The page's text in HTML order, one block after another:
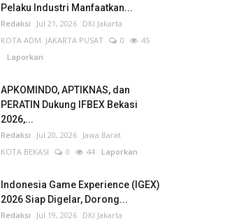
Pelaku Industri Manfaatkan...
Redaksi Jul 21, 2026 DKI Jakarta
KOTA ADM. JAKARTA PUSAT
0
45
Laporkan
APKOMINDO, APTIKNAS, dan
PERATIN Dukung IFBEX Bekasi
2026,...
Redaksi Jul 20, 2026 Jawa Barat
KOTA BEKASI
0 44 Laporkan
Indonesia Game Experience (IGEX)
2026 Siap Digelar, Dorong...
Redaksi Jul 19, 2026 DKI Jakarta